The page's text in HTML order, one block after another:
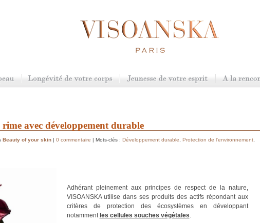
avec développement durable
Beauty of your skin | 0 commentaire | Mots-clés : Développement durable, Protection de l'environnement,
Adhérant pleinement aux principes de respect de la nature,
VISOANSKA utilise dans ses produits des actifs répondant aux
critères de protection des écosystèmes en développant
notamment les cellules souches végétales.